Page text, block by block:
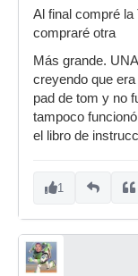
Al final compré la
compraré otra
Más grande.
creyendo que
pad de tom y no
tampoco
el libro de
1